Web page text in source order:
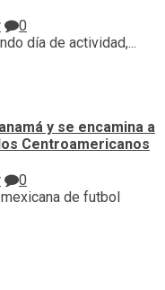
0
día de actividad,...
y se encamina a
Centroamericanos
0
de futbol